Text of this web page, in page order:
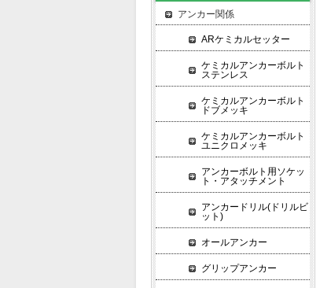
アンカー関係
ARケミカルセッター
ケミカルアンカーボルト
ステンレス
ケミカルアンカーボルト
ドブメッキ
ケミカルアンカーボルト
ユニクロメッキ
アンカーボルト用ソケッ
ト・アタッチメント
アンカードリル(ドリルビ
ット)
オールアンカー
グリップアンカー